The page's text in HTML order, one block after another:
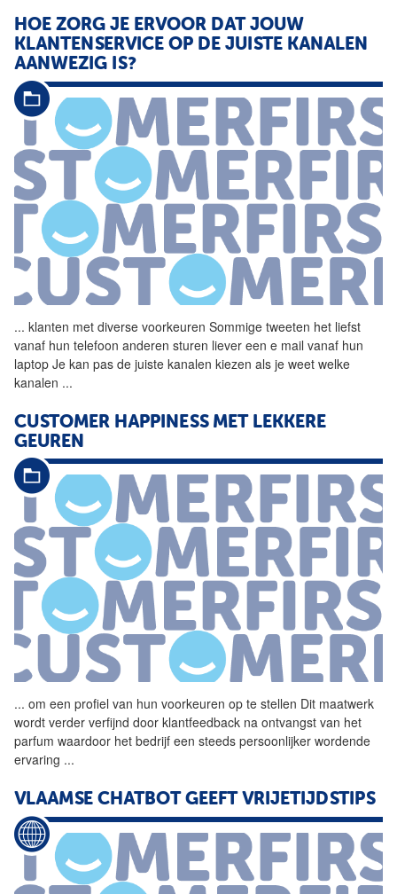
HOE ZORG JE ERVOOR DAT JOUW
KLANTENSERVICE OP DE JUISTE KANALEN
AANWEZIG IS?
... klanten met diverse voorkeuren Sommige tweeten het liefst
vanaf hun telefoon anderen sturen liever een e mail vanaf hun
laptop Je kan pas de juiste kanalen kiezen als je weet welke
kanalen ...
CUSTOMER HAPPINESS MET LEKKERE
GEUREN
... om een profiel van hun voorkeuren op te stellen Dit maatwerk
wordt verder verfijnd door klantfeedback na ontvangst van het
parfum waardoor het bedrijf een steeds persoonlijker wordende
ervaring ...
VLAAMSE CHATBOT GEEFT VRIJETIJDSTIPS